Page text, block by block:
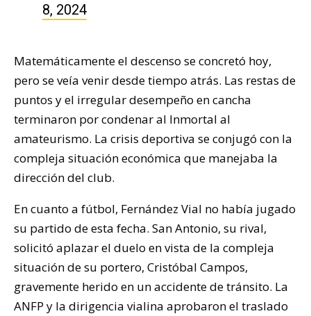
8, 2024
Matemáticamente el descenso se concretó hoy,
pero se veía venir desde tiempo atrás. Las restas de
puntos y el irregular desempeño en cancha
terminaron por condenar al Inmortal al
amateurismo. La crisis deportiva se conjugó con la
compleja situación económica que manejaba la
dirección del club.
En cuanto a fútbol, Fernández Vial no había jugado
su partido de esta fecha. San Antonio, su rival,
solicitó aplazar el duelo en vista de la compleja
situación de su portero, Cristóbal Campos,
gravemente herido en un accidente de tránsito. La
ANFP y la dirigencia vialina aprobaron el traslado